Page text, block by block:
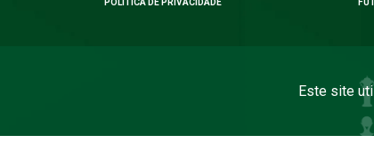
POLÍTICA DE PRIVACIDADE
Este site